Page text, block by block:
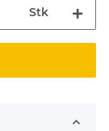
Stk